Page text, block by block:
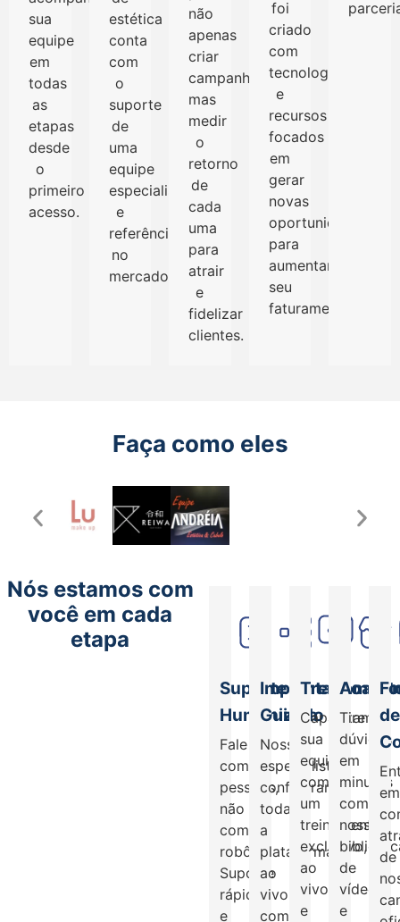
sua
equipe
em
todas
as
etapas
desde
o
primeiro
acesso.
estética
conta
com
o
suporte
de
uma
equipe
especialista
e
referência
no
mercado.
não
apenas
criar
campanhas,
mas
medir
o
retorno
de
cada
uma
para
atrair
e
fidelizar
clientes.
foi
criado
com
tecnologia
e
recursos
focados
em
gerar
novas
oportunidades
para
aumentar
seu
faturamento.
Faça como eles
Nós estamos com
você em cada
etapa
Suporte
Humanizado
Fale
com
pessoas,
não
com
robôs.
Suporte
rápido
e
Implantação
Guiada
Nossos
especialistas
configuram
toda
a
plataforma
ao
vivo
com
Capacitamos
sua
equipe
com
um
treinamento
exclusivo,
ao
vivo
e
Tire
dúvidas
em
minutos
com
nossa
de
vídeos
e
de
em
de